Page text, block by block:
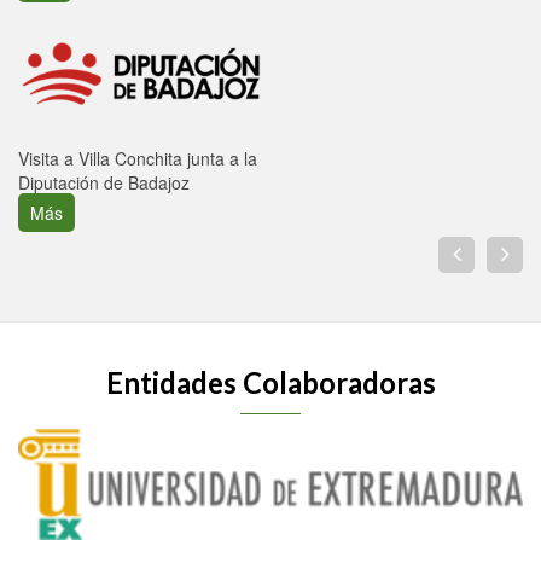
Visita a Villa Conchita junta a la
Diputación de Badajoz
Más
Entidades Colaboradoras